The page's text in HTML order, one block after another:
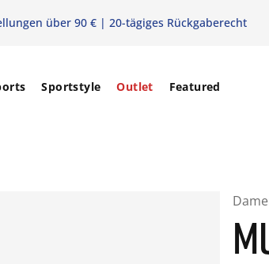
über 90 € | 20-tägiges Rückgaberecht
Sportstyle Outlet Featured